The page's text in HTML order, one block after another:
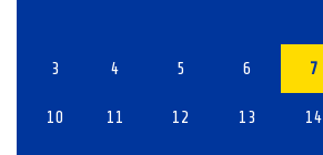
3 4 5 6 7
10 11 12 13 14